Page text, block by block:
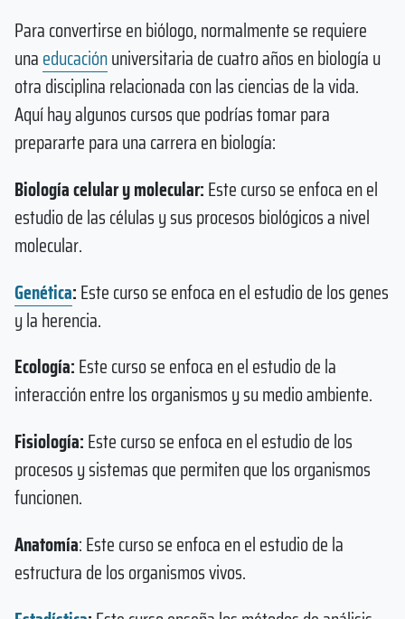
Para convertirse en biólogo, normalmente se requiere
unaeducaciónuniversitaria de cuatro años en biología u
otra disciplina relacionada con las ciencias de la vida.
Aquí hay algunos cursos que podrías tomar para
prepararte para una carrera en biología:
Biología celular y molecular:Este curso se enfoca en el
estudio de las células y sus procesos biológicos a nivel
molecular.
Genética:Este curso se enfoca en el estudio de los genes
y la herencia.
Ecología:Este curso se enfoca en el estudio de la
interacción entre los organismos y su medio ambiente.
Fisiología:Este curso se enfoca en el estudio de los
procesos y sistemas que permiten que los organismos
funcionen.
Anatomía: Este curso se enfoca en el estudio de la
estructura de los organismos vivos.